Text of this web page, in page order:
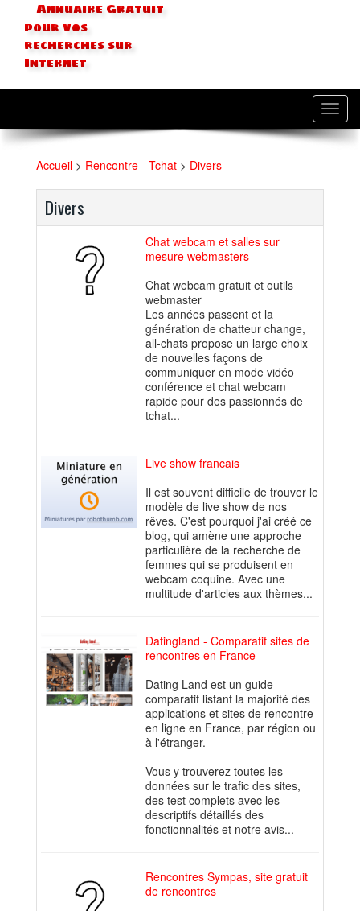
Annuaire Gratuit
pour vos
recherches sur
Internet
Accueil > Rencontre - Tchat > Divers
Divers
Chat webcam et salles sur
mesure webmasters
Chat webcam gratuit et outils
webmaster
Les années passent et la
génération de chatteur change,
all-chats propose un large choix
de nouvelles façons de
communiquer en mode vidéo
conférence et chat webcam
rapide pour des passionnés de
tchat...
Live show francais
Il est souvent difficile de trouver le
modèle de live show de nos
rêves. C'est pourquoi j'ai créé ce
blog, qui amène une approche
particulière de la recherche de
femmes qui se produisent en
webcam coquine. Avec une
multitude d'articles aux thèmes...
Datingland - Comparatif sites de
rencontres en France
Dating Land est un guide
comparatif listant la majorité des
applications et sites de rencontre
en ligne en France, par région ou
à l'étranger.
Vous y trouverez toutes les
données sur le trafic des sites,
des test complets avec les
descriptifs détaillés des
fonctionnalités et notre avis...
Rencontres Sympas, site gratuit
de rencontres